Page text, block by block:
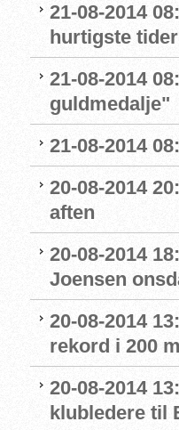
21-08-2014
hurtigste tider
21-08-2014
guldmedalje"
21-08-2014
20-08-2014
aften
20-08-2014
Joensen
20-08-2014
rekord i 200
20-08-2014
klubledere til